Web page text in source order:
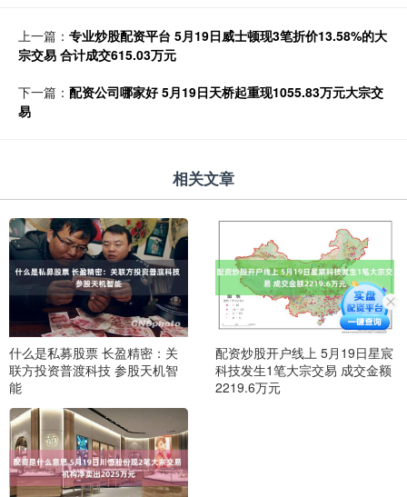
上一篇： 专业炒股配资平台 5月19日威士顿现3笔折价13.58%的大
宗交易 合计成交615.03万元
下一篇： 配资公司哪家好 5月19日天桥起重现1055.83万元大宗交
易
相关文章
什么是私募股票 长盈精密：关
联方投资普渡科技 参股天机智
能
配资炒股开户线上 5月19日星宸
科技发生1笔大宗交易 成交金额
2219.6万元